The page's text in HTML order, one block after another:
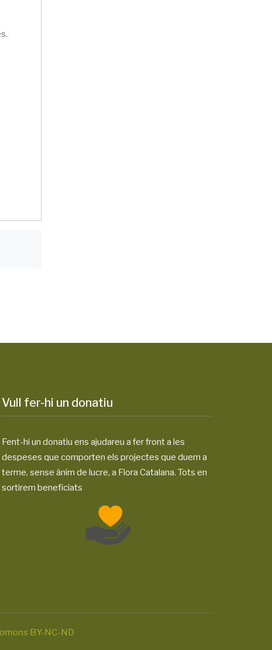
Vull fer-hi un donatiu
Fent-hi un donatiu ens ajudareu a fer front a les
despeses que comporten els projectes que duem a
terme, sense ànim de lucre, a Flora Catalana. Tots en
sortirem beneficiats
BY-NC-ND